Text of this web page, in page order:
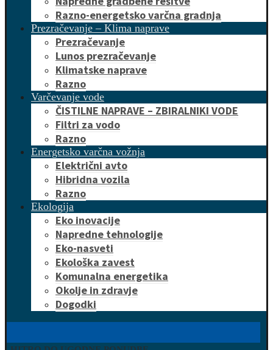
Razno-energetsko varčna gradnja
Prezračevanje – Klima naprave
Prezračevanje
Lunos prezračevanje
Klimatske naprave
Razno
Varčevanje vode
ČISTILNE NAPRAVE – ZBIRALNIKI VODE
Filtri za vodo
Razno
Energetsko varčna vožnja
Električni avto
Hibridna vozila
Razno
Ekologija
Eko inovacije
Napredne tehnologije
Eko-nasveti
Ekološka zavest
Komunalna energetika
Okolje in zdravje
Dogodki